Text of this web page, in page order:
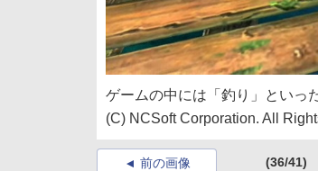
ゲームの中には「釣り」といっ
(C) NCSoft Corporation. All
前の画像 (36/41)